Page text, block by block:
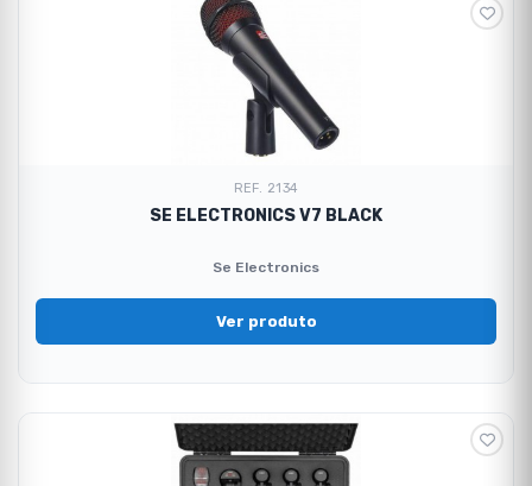
REF. 2134
SE ELECTRONICS V7 BLACK
Se Electronics
Ver produto